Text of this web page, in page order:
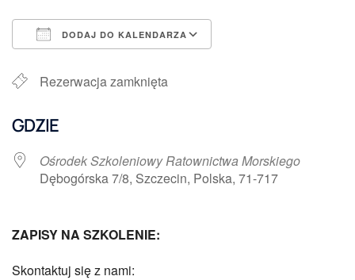
DODAJ DO KALENDARZA
Rezerwacja zamknięta
GDZIE
Ośrodek Szkoleniowy Ratownictwa Morskiego
Dębogórska 7/8, Szczecin, Polska, 71-717
ZAPISY NA SZKOLENIE:
Skontaktuj się z nami: